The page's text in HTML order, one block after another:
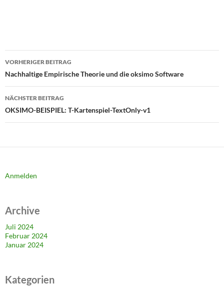
Beitragsnavigation
VORHERIGER BEITRAG
Nachhaltige Empirische Theorie und die oksimo Software
NÄCHSTER BEITRAG
OKSIMO-BEISPIEL: T-Kartenspiel-TextOnly-v1
Anmelden
Archive
Juli 2024
Februar 2024
Januar 2024
Kategorien